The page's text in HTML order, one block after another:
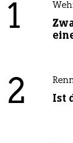
1
2 Ist